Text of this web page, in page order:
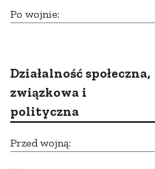
Po wojnie:
Działalność społeczna,
związkowa i
polityczna
Przed wojną: